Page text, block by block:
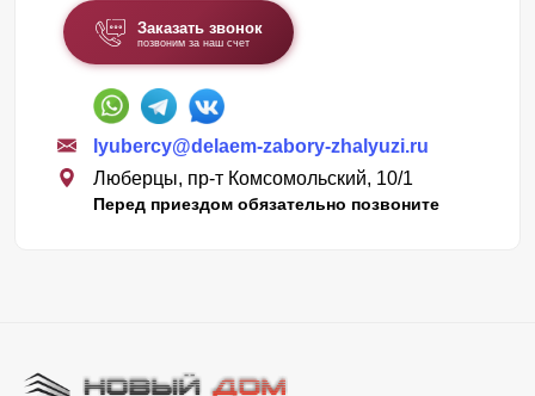
Заказать звонок
позвоним за наш счет
lyubercy@delaem-zabory-zhalyuzi.ru
Люберцы, пр-т Комсомольский, 10/1
Перед приездом обязательно позвоните